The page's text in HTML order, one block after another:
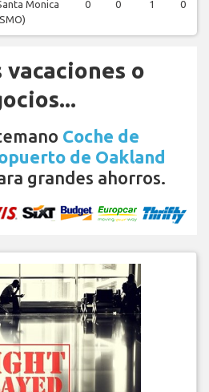
Monica
0 0 1 0
vacaciones o
Coche de
de Oakland
grandes ahorros.